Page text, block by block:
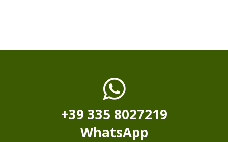
+39 335 8027219
WhatsApp